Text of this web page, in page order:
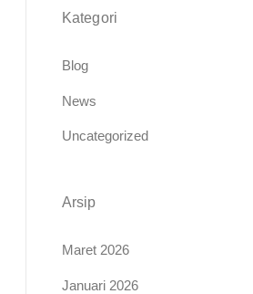
Kategori
Blog
News
Uncategorized
Arsip
Maret 2026
Januari 2026